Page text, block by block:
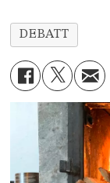
DEBATT